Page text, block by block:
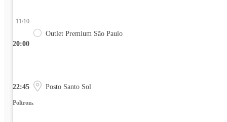
20:00
11/10
Outlet Premium São Paulo
22:45 Posto Santo Sol
Poltrona